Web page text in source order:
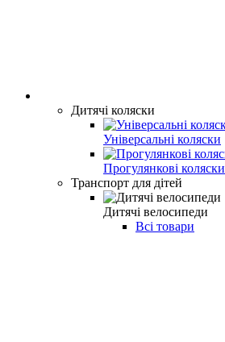
Дитячі коляски
Універсальні коляски
Прогулянкові коляски
Транспорт для дітей
Дитячі велосипеди
Всі товари